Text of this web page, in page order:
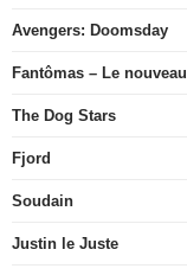
Avengers: Doomsday
Fantômas – Le
The Dog Stars
Fjord
Soudain
Justin le Juste